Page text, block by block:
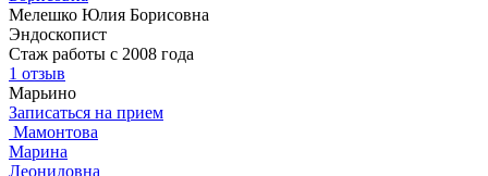
Мелешко Юлия Борисовна
Эндоскопист
Стаж работы с 2008 года
1 отзыв
Марьино
Записаться на прием
Мамонтова
Марина
Леонидовна